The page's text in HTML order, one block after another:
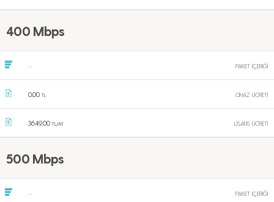
400 Mbps
- PAKET İÇERİĞİ
0,00 TL CİHAZ ÜCRETİ
3649,00 TL/AY LİSANS ÜCRETİ
500 Mbps
- PAKET İÇERİĞİ